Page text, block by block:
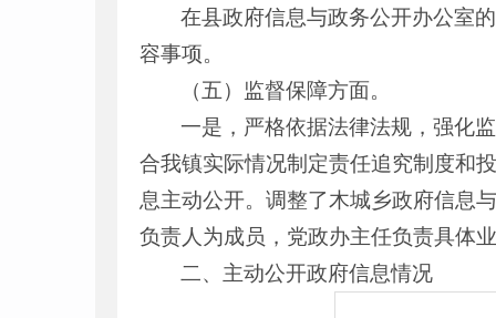
在县政府信息与政务公开办公室
容事项。
（五）监督保障方面。
一是，严格依据法律法规，强化
合我镇实际情况制定责任追究制度和
息主动公开。调整了木城乡政府信息
负责人为成员，党政办主任负责具体
二、主动公开政府信息情况